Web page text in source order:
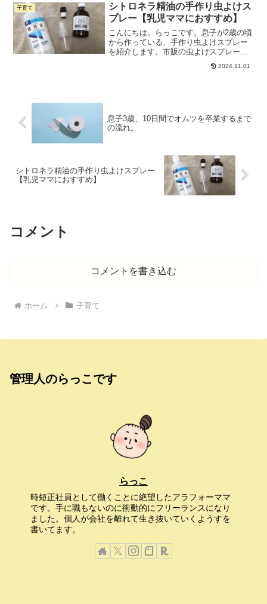
る平日の夜、まったく進まないトイトレ
にげんなりした私...
子育て
シトロネラ精油の手作り虫よけス
プレー【乳児ママにおすすめ】
こんにちは。らっこです。息子が2歳の頃
から作っている、手作り虫よけスプレー
を紹介します。市販の虫よけスプレーは
たくさんあるけれど、小さい子どもには
ちょっと成分が強すぎたりしないかしら
2024.11.01
息子3歳、10日間でオムツを卒業するまで
の流れ。
シトロネラ精油の手作り虫よけスプレー
【乳児ママにおすすめ】
コメント
コメントを書き込む
ホーム 子育て
管理人のらっこです
らっこ
時短正社員として働くことに絶望したアラフォーママ
です。手に職もないのに衝動的にフリーランスになり
ました。個人が会社を離れて生き抜いていくようすを
書いてます。